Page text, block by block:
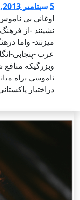
5 سپتامبر 2013, 18:29
اوغانی بی
نشینند -از
میزنند- واما
عرب -پنجابی-
وبزرگیکه منافع
ناموسی براه
دراختیار